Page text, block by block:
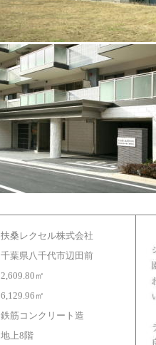
扶桑レクセル株式会社
千葉県八千代市辺田前
2,609.80㎡
6,129.96㎡
鉄筋コンクリート造
地上8階